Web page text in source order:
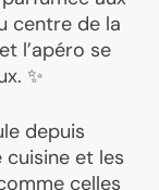
centre de la
l’apéro se
✨
depuis
cuisine et les
celles